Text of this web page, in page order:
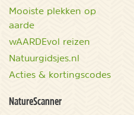
Mooiste plekken op
aarde
wAARDEvol reizen
Natuurgidsjes.nl
Acties & kortingscodes
NatureScanner